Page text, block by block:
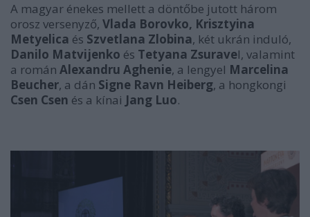
A magyar énekes mellett a döntőbe jutott három
orosz versenyző, Vlada Borovko, Krisztyina
Metyelica és Szvetlana Zlobina, két ukrán induló,
Danilo Matvijenko és Tetyana Zsuravel, valamint
a román Alexandru Aghenie, a lengyel Marcelina
Beucher, a dán Signe Ravn Heiberg, a hongkongi
Csen Csen és a kínai Jang Luo.